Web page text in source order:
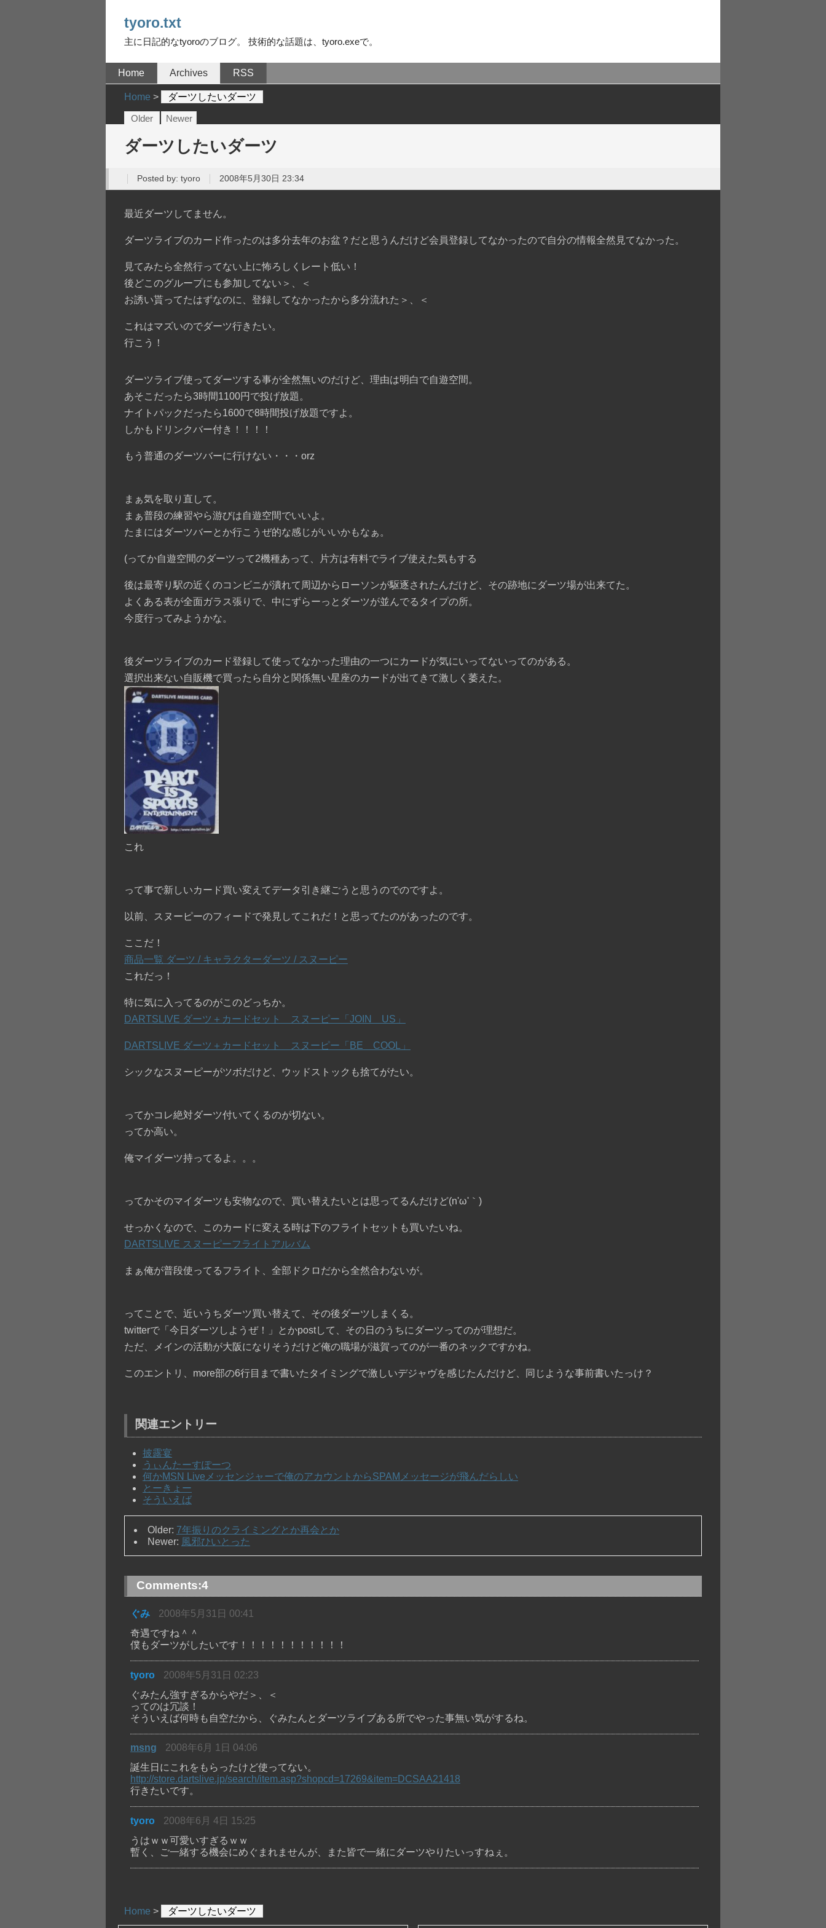
tyoro.txt
主に日記的なtyoroのブログ。 技術的な話題は、tyoro.exeで。
Home Archives RSS
Home > ダーツしたいダーツ
Older Newer
ダーツしたいダーツ
Posted by: tyoro 2008年5月30日 23:34
最近ダーツしてません。
ダーツライブのカード作ったのは多分去年のお盆？だと思うんだけど会員登録してなかったので自分の情報全然見てなかった。
見てみたら全然行ってない上に怖ろしくレート低い！
後どこのグループにも参加してない＞、＜
お誘い貰ってたはずなのに、登録してなかったから多分流れた＞、＜
これはマズいのでダーツ行きたい。
行こう！
ダーツライブ使ってダーツする事が全然無いのだけど、理由は明白で自遊空間。
あそこだったら3時間1100円で投げ放題。
ナイトパックだったら1600で8時間投げ放題ですよ。
しかもドリンクバー付き！！！！
もう普通のダーツバーに行けない・・・orz
まぁ気を取り直して。
まぁ普段の練習やら游びは自遊空間でいいよ。
たまにはダーツバーとか行こうぜ的な感じがいいかもなぁ。
(ってか自遊空間のダーツって2機種あって、片方は有料でライブ使えた気もする
後は最寄り駅の近くのコンビニが潰れて周辺からローソンが駆逐されたんだけど、その跡地にダーツ場が出来てた。
よくある表が全面ガラス張りで、中にずらーっとダーツが並んでるタイプの所。
今度行ってみようかな。
後ダーツライブのカード登録して使ってなかった理由の一つにカードが気にいってないってのがある。
選択出来ない自販機で買ったら自分と関係無い星座のカードが出てきて激しく萎えた。
これ
って事で新しいカード買い変えてデータ引き継ごうと思うのでのですよ。
以前、スヌーピーのフィードで発見してこれだ！と思ってたのがあったのです。
ここだ！
商品一覧 ダーツ / キャラクターダーツ / スヌーピー
これだっ！
特に気に入ってるのがこのどっちか。
DARTSLIVE ダーツ＋カードセット スヌーピー「JOIN US」
DARTSLIVE ダーツ＋カードセット スヌーピー「BE COOL」
シックなスヌーピーがツボだけど、ウッドストックも捨てがたい。
ってかコレ絶対ダーツ付いてくるのが切ない。
ってか高い。
俺マイダーツ持ってるよ。。。
ってかそのマイダーツも安物なので、買い替えたいとは思ってるんだけど(n'ω'｀)
せっかくなので、このカードに変える時は下のフライトセットも買いたいね。
DARTSLIVE スヌーピーフライトアルバム
まぁ俺が普段使ってるフライト、全部ドクロだから全然合わないが。
ってことで、近いうちダーツ買い替えて、その後ダーツしまくる。
twitterで「今日ダーツしようぜ！」とかpostして、その日のうちにダーツってのが理想だ。
ただ、メインの活動が大阪になりそうだけど俺の職場が滋賀ってのが一番のネックですかね。
このエントリ、more部の6行目まで書いたタイミングで激しいデジャヴを感じたんだけど、同じような事前書いたっけ？
関連エントリー
披露宴
うぃんたーすぽーつ
何かMSN Liveメッセンジャーで俺のアカウントからSPAMメッセージが飛んだらしい
とーきょー
そういえば
Older: 7年振りのクライミングとか再会とか
Newer: 風邪ひいとった
Comments:4
ぐみ
2008年5月31日 00:41
奇遇ですね＾＾
僕もダーツがしたいです！！！！！！！！！！！
tyoro
2008年5月31日 02:23
ぐみたん強すぎるからやだ＞、＜
ってのは冗談！
そういえば何時も自空だから、ぐみたんとダーツライブある所でやった事無い気がするね。
msng
2008年6月 1日 04:06
誕生日にこれをもらったけど使ってない。
http://store.dartslive.jp/search/item.asp?shopcd=17269&item=DCSAA21418
行きたいです。
tyoro
2008年6月 4日 15:25
うはｗｗ可愛いすぎるｗｗ
暫く、ご一緒する機会にめぐまれませんが、また皆で一緒にダーツやりたいっすねぇ。
Home > ダーツしたいダーツ